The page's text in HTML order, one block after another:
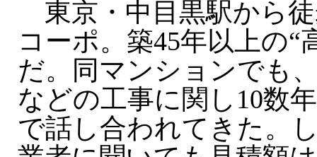
東京・中目黒駅から
コーポ。築45年以上の“
だ。同マンションでも
などの工事に関し10数
で話し合われてきた。